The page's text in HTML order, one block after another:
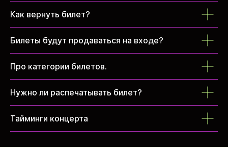
Как вернуть билет?
Билеты будут продаваться на входе?
Про категории билетов.
Нужно ли распечатывать билет?
Тайминги концерта